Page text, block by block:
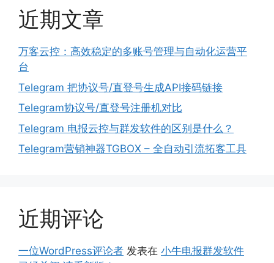
近期文章
万客云控：高效稳定的多账号管理与自动化运营平
台
Telegram 把协议号/直登号生成API接码链接
Telegram协议号/直登号注册机对比
Telegram 电报云控与群发软件的区别是什么？
Telegram营销神器TGBOX – 全自动引流拓客工具
近期评论
一位WordPress评论者 发表在 小牛电报群发软件